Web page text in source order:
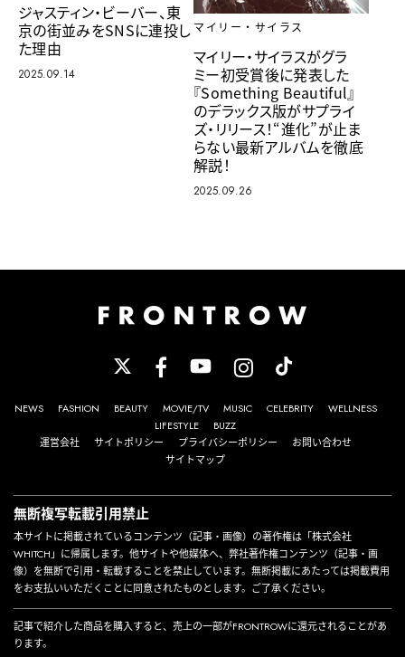
ジャスティン・ビーバー、東
京の街並みをSNSに連投し
た理由
2025.09.14
マイリー・サイラス
マイリー・サイラスがグラ
ミー初受賞後に発表した
『Something Beautiful』
のデラックス版がサプライ
ズ・リリース！“進化”が止ま
らない最新アルバムを徹底
解説！
2025.09.26
NEWS FASHION BEAUTY MOVIE/TV MUSIC CELEBRITY
WELLNESS
LIFESTYLE
BUZZ
運営会社
サイトポリシー プライバシーポリシー
お問い合わせ
サイトマップ
無断複写転載引用禁止
本サイトに掲載されているコンテンツ（記事・画像）の著作権は「株式会社
WHITCH」に帰属します。他サイトや他媒体へ、弊社著作権コンテンツ（記事・画
像）を無断で引用・転載することを禁止しています。無断掲載にあたっては掲載費用
をお支払いいただくことに同意されたものとします。ご了承ください。
記事で紹介した商品を購入すると、売上の一部がFRONTROWに還元されることがあ
ります。